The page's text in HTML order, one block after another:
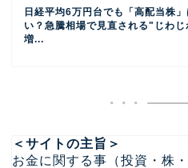
日経平均6万円台でも「高配当株」
い？急騰相場で見直される"じわじ
増...
＜サイトの主旨＞
お金に関する事（投資・株